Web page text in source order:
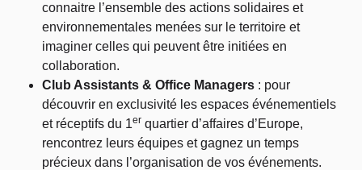
connaitre l’ensemble des actions solidaires et
environnementales menées sur le territoire et
imaginer celles qui peuvent être initiées en
collaboration.
Club Assistants & Office Managers : pour
découvrir en exclusivité les espaces événementiels
et réceptifs du 1er quartier d’affaires d’Europe,
rencontrez leurs équipes et gagnez un temps
précieux dans l’organisation de vos événements.